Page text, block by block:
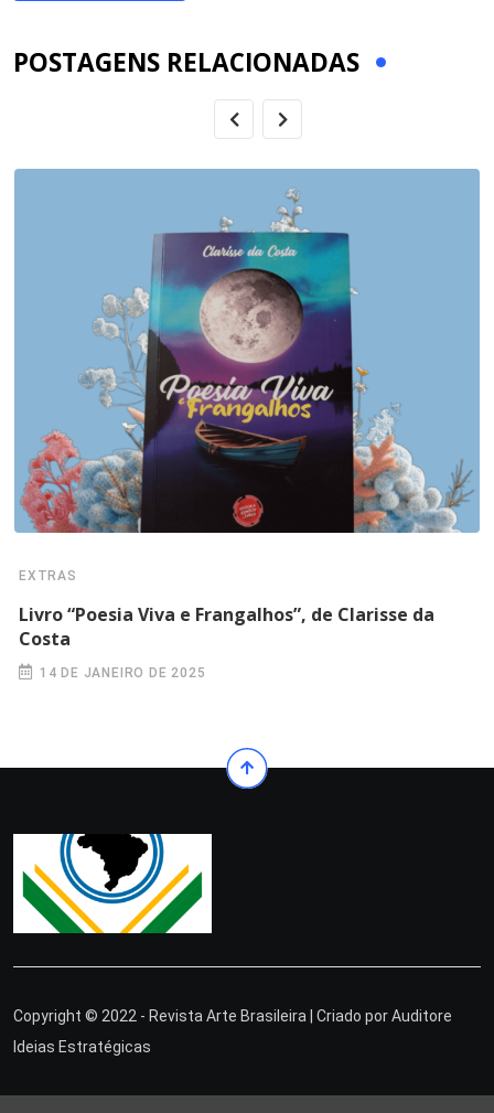
POSTAGENS RELACIONADAS
EXTRAS
Livro “Poesia Viva e Frangalhos”, de Clarisse da
Costa
14 DE JANEIRO DE 2025
Copyright © 2022 - Revista Arte Brasileira | Criado porAuditore
Ideias Estratégicas